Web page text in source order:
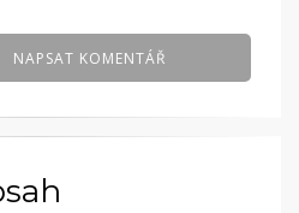
NAPSAT KOMENTÁŘ